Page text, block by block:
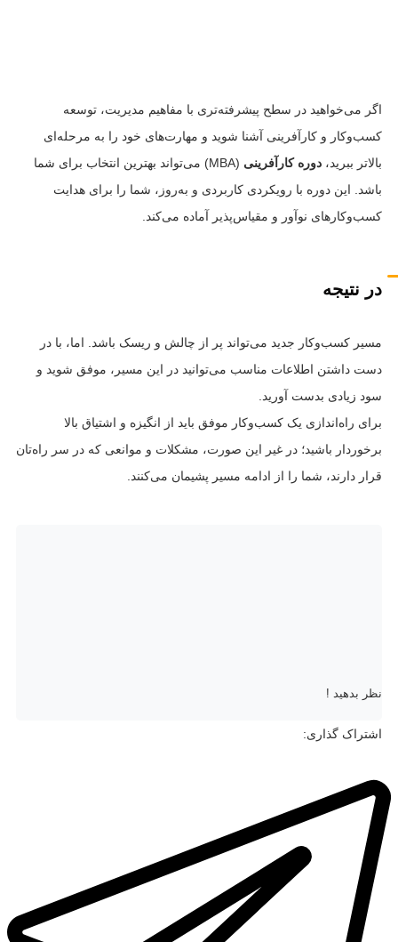
اگر می‌خواهید در سطح پیشرفته‌تری با مفاهیم مدیریت، توسعه
کسب‌وکار و کارآفرینی آشنا شوید و مهارت‌های خود را به مرحله‌ای
بالاتر ببرید، دوره کارآفرینی
(MBA) می‌تواند بهترین انتخاب برای شما
باشد. این دوره با رویکردی کاربردی و به‌روز، شما را برای هدایت
کسب‌وکارهای نوآور و مقیاس‌پذیر آماده می‌کند.
در نتیجه
مسیر کسب‌وکار جدید می‌تواند پر از چالش و ریسک باشد. اما، با در
دست داشتن اطلاعات مناسب می‌توانید در این مسیر، موفق شوید و
سود زیادی بدست آورید.
برای راه‌اندازی یک کسب‌وکار موفق باید از انگیزه و اشتیاق بالا
برخوردار باشید؛ در غیر این‌ صورت، مشکلات و موانعی که در سر راه‌تان
قرار دارند، شما را از ادامه مسیر پشیمان می‌کنند.
نظر بدهید !
اشتراک گذاری: